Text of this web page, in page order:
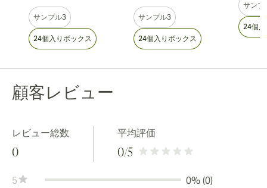
サンプル3
24個入りボックス
サンプル3
24個入りボックス
サンプ
24個
顧客レビュー
レビュー総数
0
平均評価
0/5
5
0% (0)